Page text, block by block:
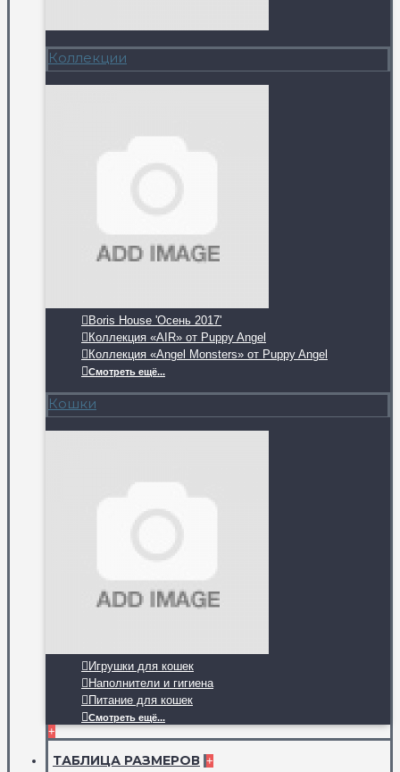
Коллекции
Boris House 'Осень 2017'
Коллекция «AIR» от Puppy Angel
Коллекция «Angel Monsters» от Puppy Angel
Смотреть ещё...
Кошки
Игрушки для кошек
Наполнители и гигиена
Питание для кошек
Смотреть ещё...
+
ТАБЛИЦА РАЗМЕРОВ +